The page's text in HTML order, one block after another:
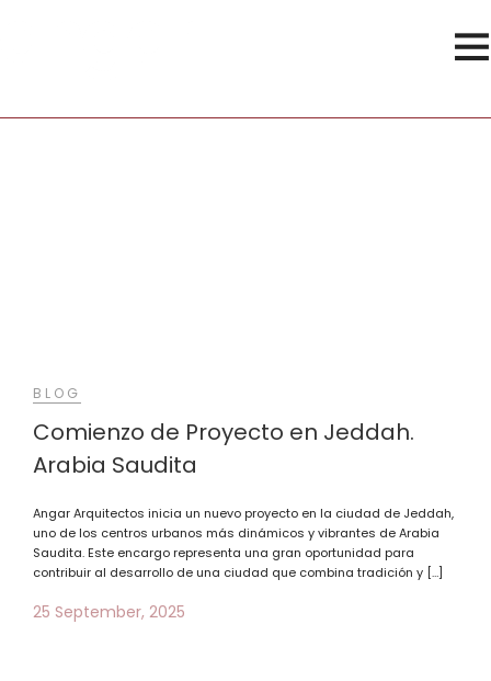
BLOG
Comienzo de Proyecto en Jeddah.
Arabia Saudita
Angar Arquitectos inicia un nuevo proyecto en la ciudad de Jeddah,
uno de los centros urbanos más dinámicos y vibrantes de Arabia
Saudita. Este encargo representa una gran oportunidad para
contribuir al desarrollo de una ciudad que combina tradición y […]
25 September, 2025